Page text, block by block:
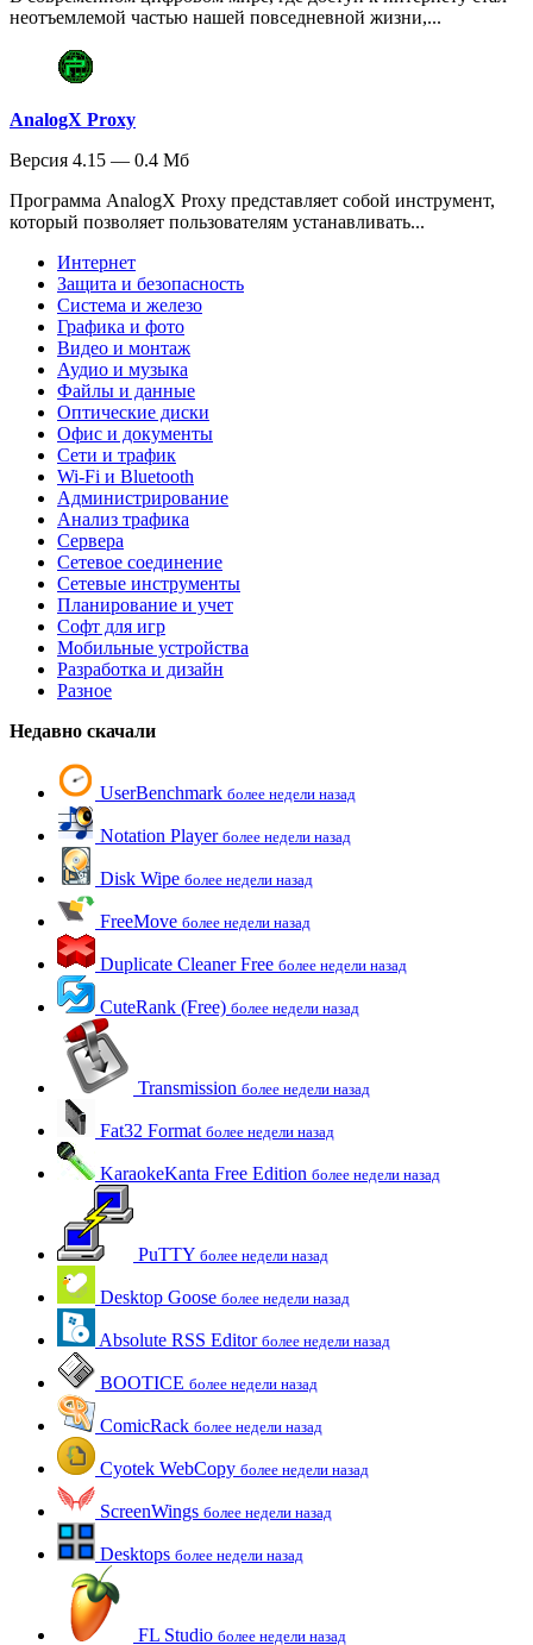
неотъемлемой частью нашей повседневной жизни,...
AnalogX Proxy
Версия 4.15 — 0.4 Мб
Программа AnalogX Proxy представляет собой инструмент,
который позволяет пользователям устанавливать...
Интернет
Защита и безопасность
Система и железо
Графика и фото
Видео и монтаж
Аудио и музыка
Файлы и данные
Оптические диски
Офис и документы
Сети и трафик
Wi-Fi и Bluetooth
Администрирование
Анализ трафика
Сервера
Сетевое соединение
Сетевые инструменты
Планирование и учет
Софт для игр
Мобильные устройства
Разработка и дизайн
Разное
Недавно скачали
UserBenchmark более недели назад
Notation Player более недели назад
Disk Wipe более недели назад
FreeMove более недели назад
Duplicate Cleaner Free более недели назад
CuteRank (Free) более недели назад
Transmission более недели назад
Fat32 Format более недели назад
KaraokeKanta Free Edition более недели назад
PuTTY более недели назад
Desktop Goose более недели назад
Absolute RSS Editor более недели назад
BOOTICE более недели назад
ComicRack более недели назад
Cyotek WebCopy более недели назад
ScreenWings более недели назад
Desktops более недели назад
FL Studio более недели назад